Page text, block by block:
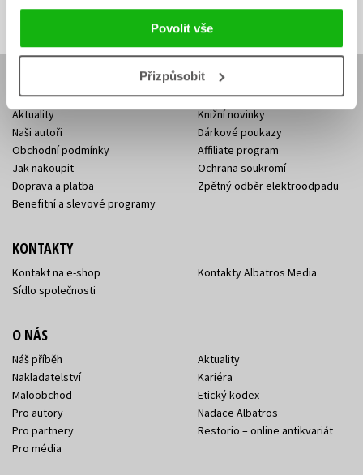
Povolit vše
Přizpůsobit
adresa
adresa
E-SHOP
Aktuality
Naši autoři
Obchodní podmínky
Jak nakoupit
Doprava a platba
Benefitní a slevové programy
Knižní novinky
Dárkové poukazy
Affiliate program
Ochrana soukromí
Zpětný odběr elektroodpadu
KONTAKTY
Kontakt na e-shop
Sídlo společnosti
Kontakty Albatros Media
O NÁS
Náš příběh
Nakladatelství
Maloobchod
Pro autory
Pro partnery
Pro média
Aktuality
Kariéra
Etický kodex
Nadace Albatros
Restorio – online antikvariát